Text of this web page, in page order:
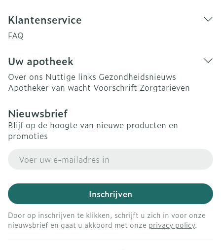
Klantenservice
FAQ
Uw apotheek
Over ons Nuttige links Gezondheidsnieuws
Apotheker van wacht Voorschrift Zorgtarieven
Nieuwsbrief
Blijf op de hoogte van nieuwe producten en
promoties
Inschrijven
Door op inschrijven te klikken, schrijft u zich in voor onze
nieuwsbrief en gaat u akkoord met onze privacy policy.